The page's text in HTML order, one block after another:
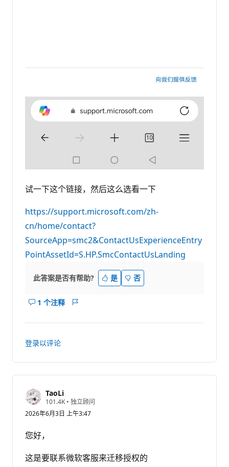
试一下这个链接，然后这么选看一下
https://support.microsoft.com/zh-
cn/home/contact?
SourceApp=smc2&ContactUsExperienceEntry
PointAssetId=S.HP.SmcContactUsLanding
此答案是否有帮助? 是 否
1 个注释
显
答
案
的
登录以评论
TaoLi
101.4K 信
誉
分
• 独立顾问
2026年6月3日 上午3:47
您好，
这是要联系微软客服来迁移授权的